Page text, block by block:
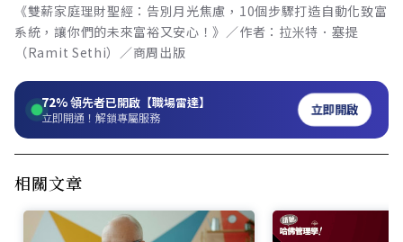
《雙薪家庭理財聖經：告別月光焦慮，10個步驟打造自動化致富
系統，讓你們的未來富裕又安心！》／作者：拉米特．塞提
（Ramit Sethi）／商周出版
72%領先者已開啟【職場雷達】
立即開通！解鎖專屬服務 立即開啟
相關文章